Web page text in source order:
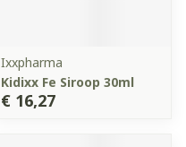
Ixxpharma
Kidixx Fe Siroop 30ml
€ 16,27